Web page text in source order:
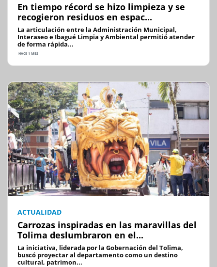
En tiempo récord se hizo limpieza y se
recogieron residuos en espac...
La articulación entre la Administración Municipal,
Interaseo e Ibagué Limpia y Ambiental permitió atender
de forma rápida...
HACE 1 MES
ACTUALIDAD
Carrozas inspiradas en las maravillas del
Tolima deslumbraron en el...
La iniciativa, liderada por la Gobernación del Tolima,
buscó proyectar al departamento como un destino
cultural, patrimon...